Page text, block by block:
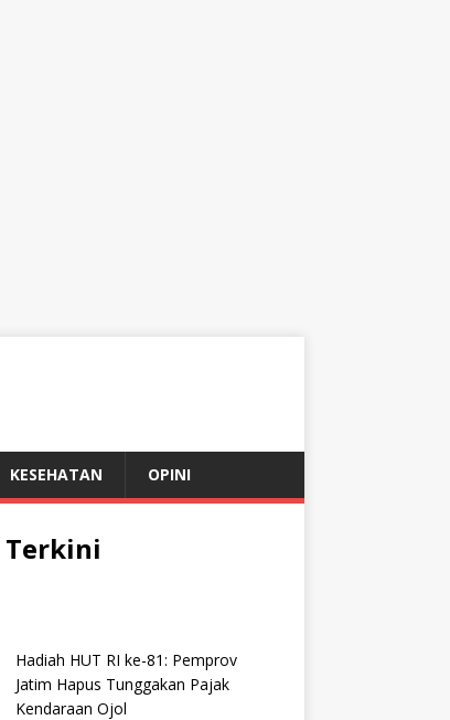
KESEHATAN OPINI
Hadiah HUT RI ke-81: Pemprov
Jatim Hapus Tunggakan Pajak
Kendaraan Ojol